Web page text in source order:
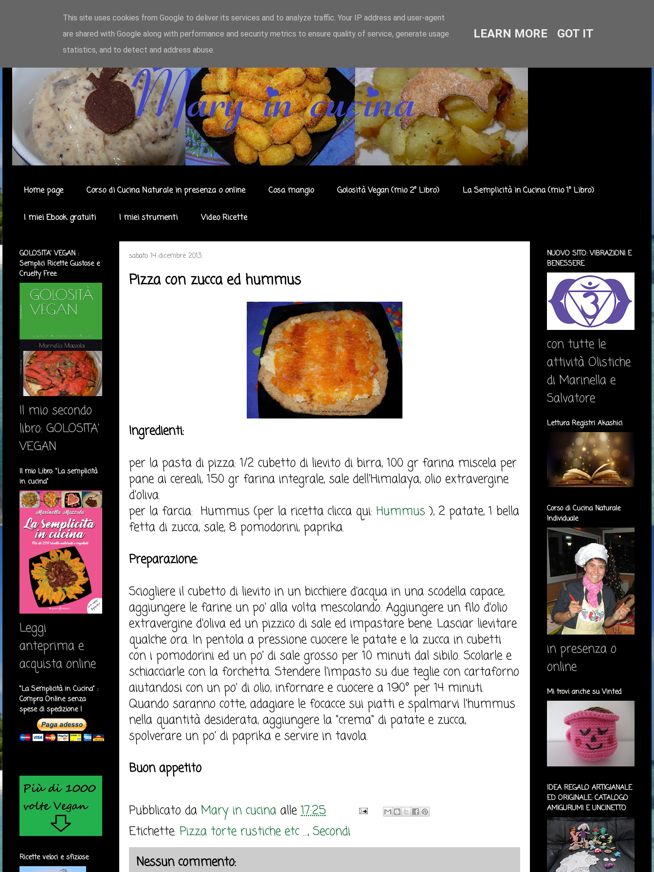
Home page Corso di Cucina Naturale in presenza o online Cosa mangio Golosità Vegan (mio 2° Libro) La Semplicità in Cucina (mio 1° Libro)
I miei Ebook gratuiti I miei strumenti Video Ricette
sabato 14 dicembre 2013
Pizza con zucca ed hummus
Ingredienti:
per la pasta di pizza: 1/2 cubetto di lievito di birra, 100 gr farina miscela per
pane ai cereali, 150 gr farina integrale, sale dell'Himalaya, olio extravergine
d'oliva.
per la farcia: Hummus (per la ricetta clicca qui: Hummus ), 2 patate, 1 bella
fetta di zucca, sale, 8 pomodorini, paprika.
Preparazione:
Sciogliere il cubetto di lievito in un bicchiere d'acqua in una scodella capace,
aggiungere le farine un po' alla volta mescolando. Aggiungere un filo d'olio
extravergine d'oliva ed un pizzico di sale ed impastare bene. Lasciar lievitare
qualche ora. In pentola a pressione cuocere le patate e la zucca in cubetti
con i pomodorini ed un po' di sale grosso per 10 minuti dal sibilo. Scolarle e
schiacciarle con la forchetta. Stendere l'impasto su due teglie con cartaforno
aiutandosi con un po' di olio, infornare e cuocere a 190° per 14 minuti.
Quando saranno cotte, adagiare le focacce sui piatti e spalmarvi l'hummus
nella quantità desiderata, aggiungere la "crema" di patate e zucca,
spolverare un po' di paprika e servire in tavola.
Buon appetito
Pubblicato da Mary in cucina alle 17:25
Etichette: Pizza torte rustiche etc ..., Secondi
Nessun commento:
GOLOSITA' VEGAN :
Semplici Ricette Gustose e
Cruelty Free
Il mio secondo
libro: GOLOSITA'
VEGAN
Il mio Libro: "La semplicità
in cucina"
Leggi
anteprima e
acquista online
"La Semplicità in Cucina" :
Compra Online senza
spese di spedizione !
Ricette veloci e sfiziose
NUOVO SITO: VIBRAZIONI E
BENESSERE
con tutte le
attività Olistiche
di Marinella e
Salvatore
Lettura Registri Akashici
Corso di Cucina Naturale
Individuale
in presenza o
online
Mi trovi anche su Vinted
IDEA REGALO ARTIGIANALE
ED ORIGINALE: CATALOGO
AMIGURUMI E UNCINETTO
This site uses cookies from Google to deliver its services and to analyze traffic. Your IP address and user-agent
are shared with Google along with performance and security metrics to ensure quality of service, generate usage
statistics, and to detect and address abuse.
LEARN MORE GOT IT